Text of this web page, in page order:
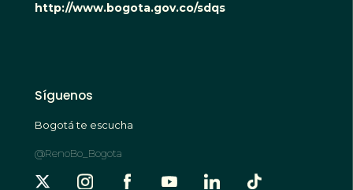
http://www.bogota.gov.co/sdqs
Síguenos
Bogotá te escucha
@RenoBo_Bogota